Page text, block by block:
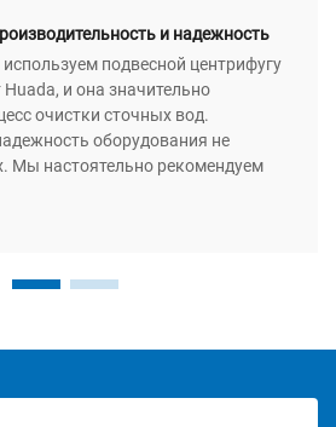
и надежность
подвесной центрифугу
и она значительно
очистки сточных вод.
оборудования не
Мы настоятельно рекомендуем